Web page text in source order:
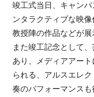
竣工式当日、キャン
ンタラクティブな映
教授陣の作品などが展
また竣工記念として
あり、メディアアー
られる、アルスエレ
奏のパフォーマンスも